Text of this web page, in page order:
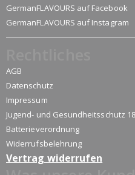
GermanFLAVOURS auf Facebook
GermanFLAVOURS auf Instagram
AGB
Datenschutz
Impressum
Jugend- und Gesundheitsschutz
Batterieverordnung
Widerrufsbelehrung
Vertrag widerrufen